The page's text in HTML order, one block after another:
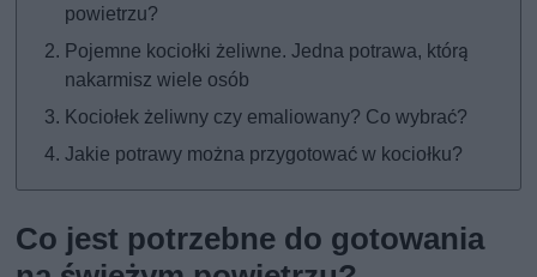
powietrzu?
Pojemne kociołki żeliwne. Jedna potrawa, którą
nakarmisz wiele osób
Kociołek żeliwny czy emaliowany? Co wybrać?
Jakie potrawy można przygotować w kociołku?
Co jest potrzebne do gotowania